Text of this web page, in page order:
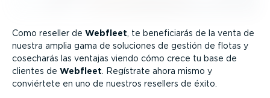
Como reseller de Webfleet , te benefi­ciarás de la venta de
nuestra amplia gama de soluciones de gestión de flotas y
cosecharás las ventajas viendo cómo crece tu base de
clientes de Webfleet . Regístrate ahora mismo y
conviértete en uno de nuestros resellers de éxito.